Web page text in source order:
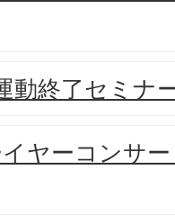
動終了セミナ
イヤーコンサ